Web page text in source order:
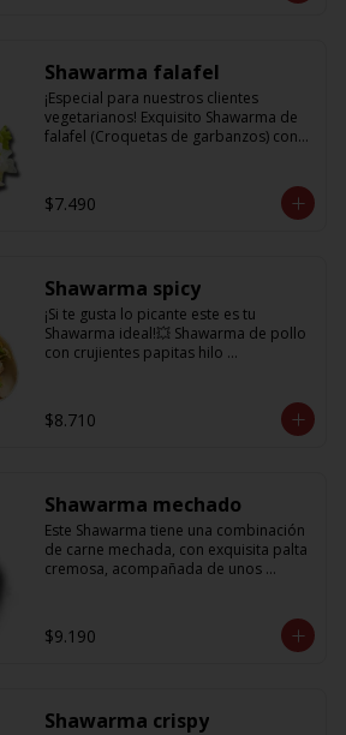
Shawarma falafel
¡Especial para nuestros clientes
vegetarianos! Exquisito Shawarma de
falafel (Croquetas de garbanzos) con
en base a lactonesa
$7.490
Shawarma spicy
¡Si te gusta lo picante este es tu
Shawarma ideal!💥 Shawarma de pollo
con crujientes papitas hilo
(picante)
$8.710
Shawarma mechado
Este Shawarma tiene una combinación
de carne mechada, con exquisita palta
cremosa, acompañada de unos
salsa imperdible de cilantro! Sabores
que te harán subir al cielo y bajar por
$9.190
Shawarma crispy